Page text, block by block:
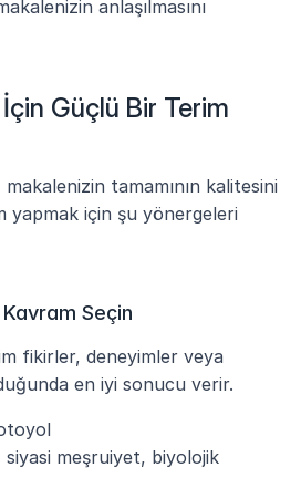
anlaşılmasını
Güçlü Bir Terim
tamamının kalitesini
yapmak için şu yönergeleri
Seçin
fikirler, deneyimler veya
en iyi sonucu verir.
meşruiyet, biyolojik